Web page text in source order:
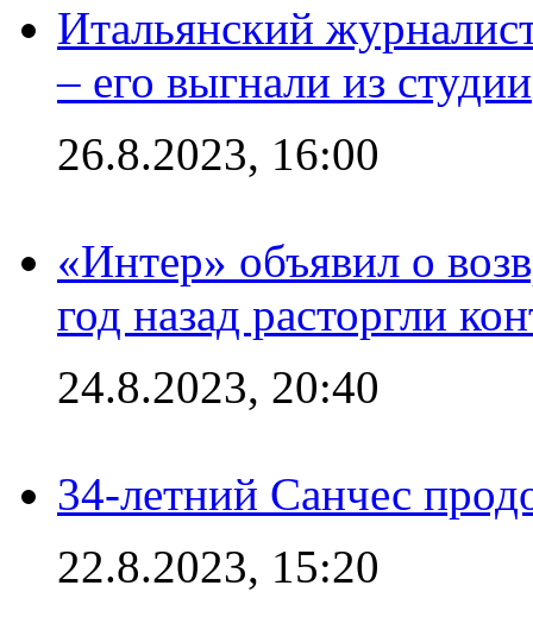
Итальянский
– его выгнали из студии
26.8.2023, 16:00
«Интер» объявил о
год назад расторгли
24.8.2023, 20:40
34-летний Санчес
22.8.2023, 15:20